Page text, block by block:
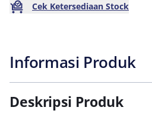
Cek Ketersediaan Stock
Informasi Produk
Deskripsi Produk